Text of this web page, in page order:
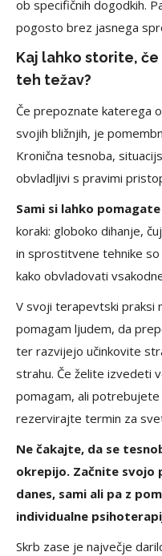
ob specifičnih dogodkih.
pogosto brez jasnega
Kaj lahko storite,
teh težav?
Če prepoznate katerega
svojih bližnjih, je
Kronična tesnoba,
obvladljivi s pravimi
Sami si lahko pomagate
koraki: globoko dihanje,
in sprostitvene tehnike
kako obvladovati
V svoji terapevtski praksi
pomagam ljudem, da
ter razvijejo učinkovite
strahu. Če želite izvedeti
pomagam, ali
rezervirajte termin za
Ne čakajte, da se
okrepijo. Začnite svojo
danes, sami ali pa z
individualne
Skrb zase je največje